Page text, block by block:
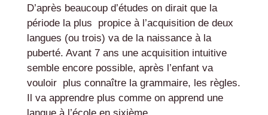
D’après beaucoup d’études on dirait que la
période la plus propice à l’acquisition de deux
langues (ou trois) va de la naissance à la
puberté. Avant 7 ans une acquisition intuitive
semble encore possible, après l’enfant va
vouloir plus connaître la grammaire, les règles.
Il va apprendre plus comme on apprend une